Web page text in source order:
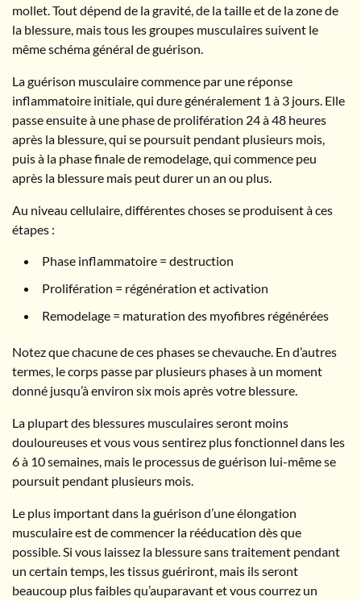
mollet. Tout dépend de la gravité, de la taille et de la zone de
la blessure, mais tous les groupes musculaires suivent le
même schéma général de guérison.
La guérison musculaire commence par une réponse
inflammatoire initiale, qui dure généralement 1 à 3 jours. Elle
passe ensuite à une phase de prolifération 24 à 48 heures
après la blessure, qui se poursuit pendant plusieurs mois,
puis à la phase finale de remodelage, qui commence peu
après la blessure mais peut durer un an ou plus.
Au niveau cellulaire, différentes choses se produisent à ces
étapes :
Phase inflammatoire = destruction
Prolifération = régénération et activation
Remodelage = maturation des myofibres régénérées
Notez que chacune de ces phases se chevauche. En d’autres
termes, le corps passe par plusieurs phases à un moment
donné jusqu’à environ six mois après votre blessure.
La plupart des blessures musculaires seront moins
douloureuses et vous vous sentirez plus fonctionnel dans les
6 à 10 semaines, mais le processus de guérison lui-même se
poursuit pendant plusieurs mois.
Le plus important dans la guérison d’une élongation
musculaire est de commencer la rééducation dès que
possible. Si vous laissez la blessure sans traitement pendant
un certain temps, les tissus guériront, mais ils seront
beaucoup plus faibles qu’auparavant et vous courrez un